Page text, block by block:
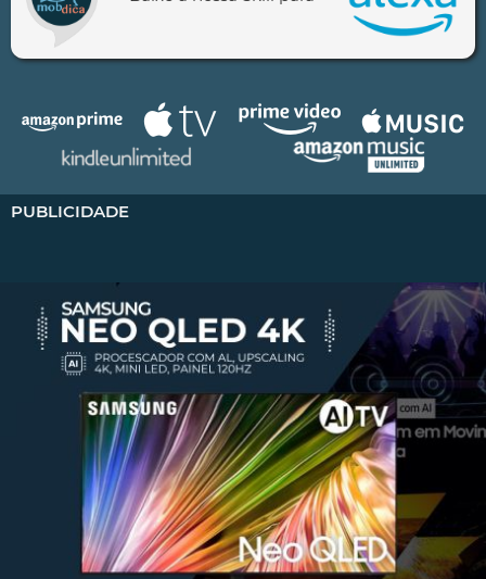
PUBLICIDADE